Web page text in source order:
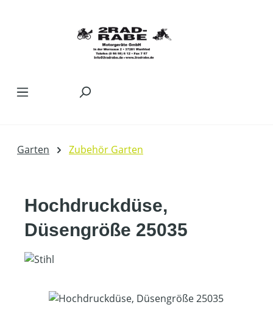
Garten Zubehör Garten
Hochdruckdüse,
Düsengröße 25035
Bildergalerie überspringen